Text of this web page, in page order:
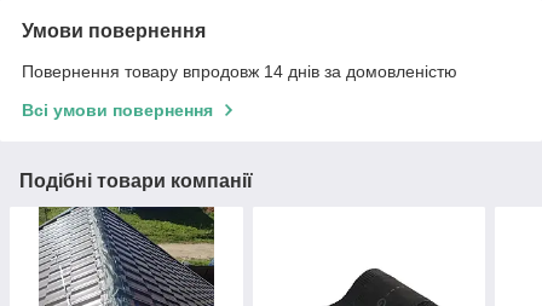
Умови повернення
Повернення товару впродовж 14 днів за домовленістю
Всі умови повернення
Подібні товари компанії